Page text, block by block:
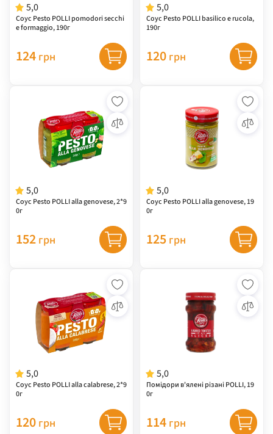
5,0
Соус Pesto POLLI pomodori secchi
e formaggio, 190г
124 грн
5,0
Соус Pesto POLLI basilico e rucola,
190г
120 грн
5,0
Соус Pesto POLLI alla genovese, 2*9
0г
152 грн
5,0
Соус Pesto POLLI alla genovese, 19
0г
125 грн
5,0
Соус Pesto POLLI alla calabrese, 2*9
0г
120 грн
5,0
Помідори в'ялені різані POLLI, 19
0г
114 грн